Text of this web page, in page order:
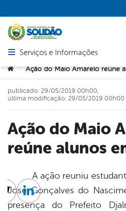
Abrir menu principal de
Serviços e Informações
Você está aqui:
> Ação do Maio Amarelo reúne
Ação do Maio Amarelo
reúne alunos
publicado: 29/05/2019 00h00,
última modificação: 29/05/2019 00h00
A ação reuniu
José Gonçalves do
presença do Prefeito
TwitterLinkedin